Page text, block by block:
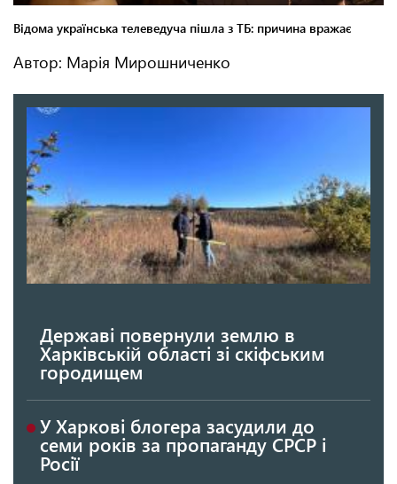
Автор: Марія Мирошниченко
Державі повернули землю в
Харківській області зі скіфським
городищем
У Харкові блогера засудили до
семи років за пропаганду СРСР і
Росії